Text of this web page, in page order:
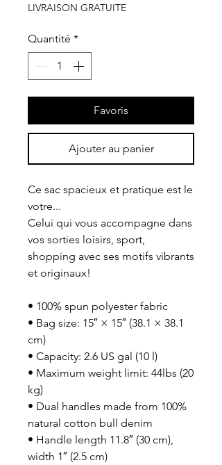
LIVRAISON GRATUITE
Quantité *
Favoris
Ajouter au panier
Ce sac spacieux et pratique est le
votre...
Celui qui vous accompagne dans
vos sorties loisirs, sport,
shopping avec ses motifs vibrants
et originaux!
• 100% spun polyester fabric
• Bag size: 15″ × 15″ (38.1 × 38.1
cm)
• Capacity: 2.6 US gal (10 l)
• Maximum weight limit: 44lbs (20
kg)
• Dual handles made from 100%
natural cotton bull denim
• Handle length 11.8″ (30 cm),
width 1″ (2.5 cm)